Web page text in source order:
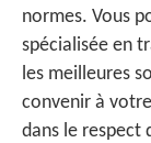
normes. Vous
spécialisée en
les meilleures
convenir à
dans le respect